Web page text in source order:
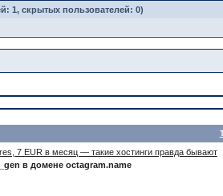
1, скрытых пользователей: 0)
в домене octagram.name